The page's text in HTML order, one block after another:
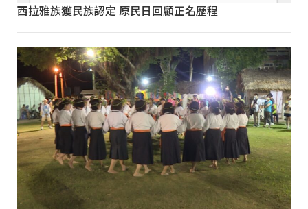
西拉雅族獲民族認定 原民日回顧正名歷程